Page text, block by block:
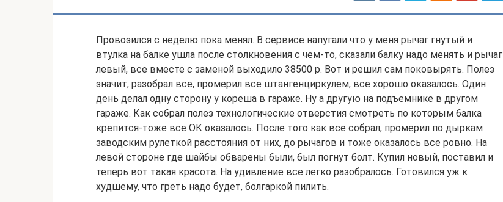
Провозился с неделю пока менял. В сервисе напугали что у меня рычаг гнутый и
втулка на балке ушла после столкновения с чем-то, сказали балку надо менять и рычаг
левый, все вместе с заменой выходило 38500 р. Вот и решил сам поковырять. Полез
значит, разобрал все, промерил все штангенциркулем, все хорошо оказалось. Один
день делал одну сторону у кореша в гараже. Ну а другую на подъемнике в другом
гараже. Как собрал полез технологические отверстия смотреть по которым балка
крепится-тоже все ОК оказалось. После того как все собрал, промерил по дыркам
заводским рулеткой расстояния от них, до рычагов и тоже оказалось все ровно. На
левой стороне где шайбы обварены были, был погнут болт. Купил новый, поставил и
теперь вот такая красота. На удивление все легко разобралось. Готовился уж к
худшему, что греть надо будет, болгаркой пилить.